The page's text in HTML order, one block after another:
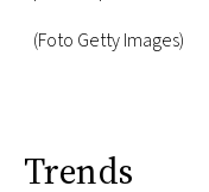
(Foto Getty Images)
Trends